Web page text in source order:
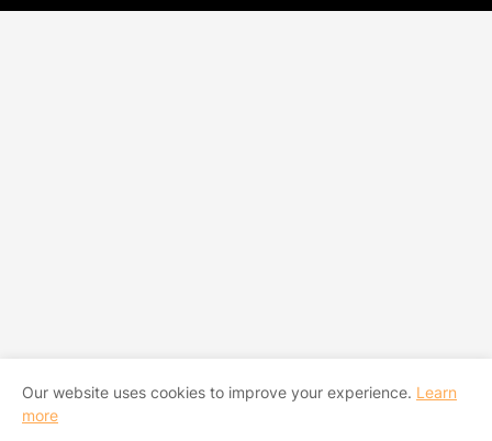
Our website uses cookies to improve your experience. Learn
more